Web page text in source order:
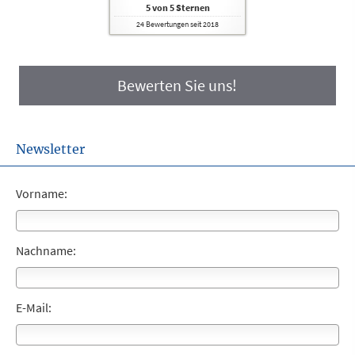
5von5Sternen
24 Bewertungen seit 2018
Bewerten Sie uns!
Newsletter
Vorname:
Nachname:
E-Mail: